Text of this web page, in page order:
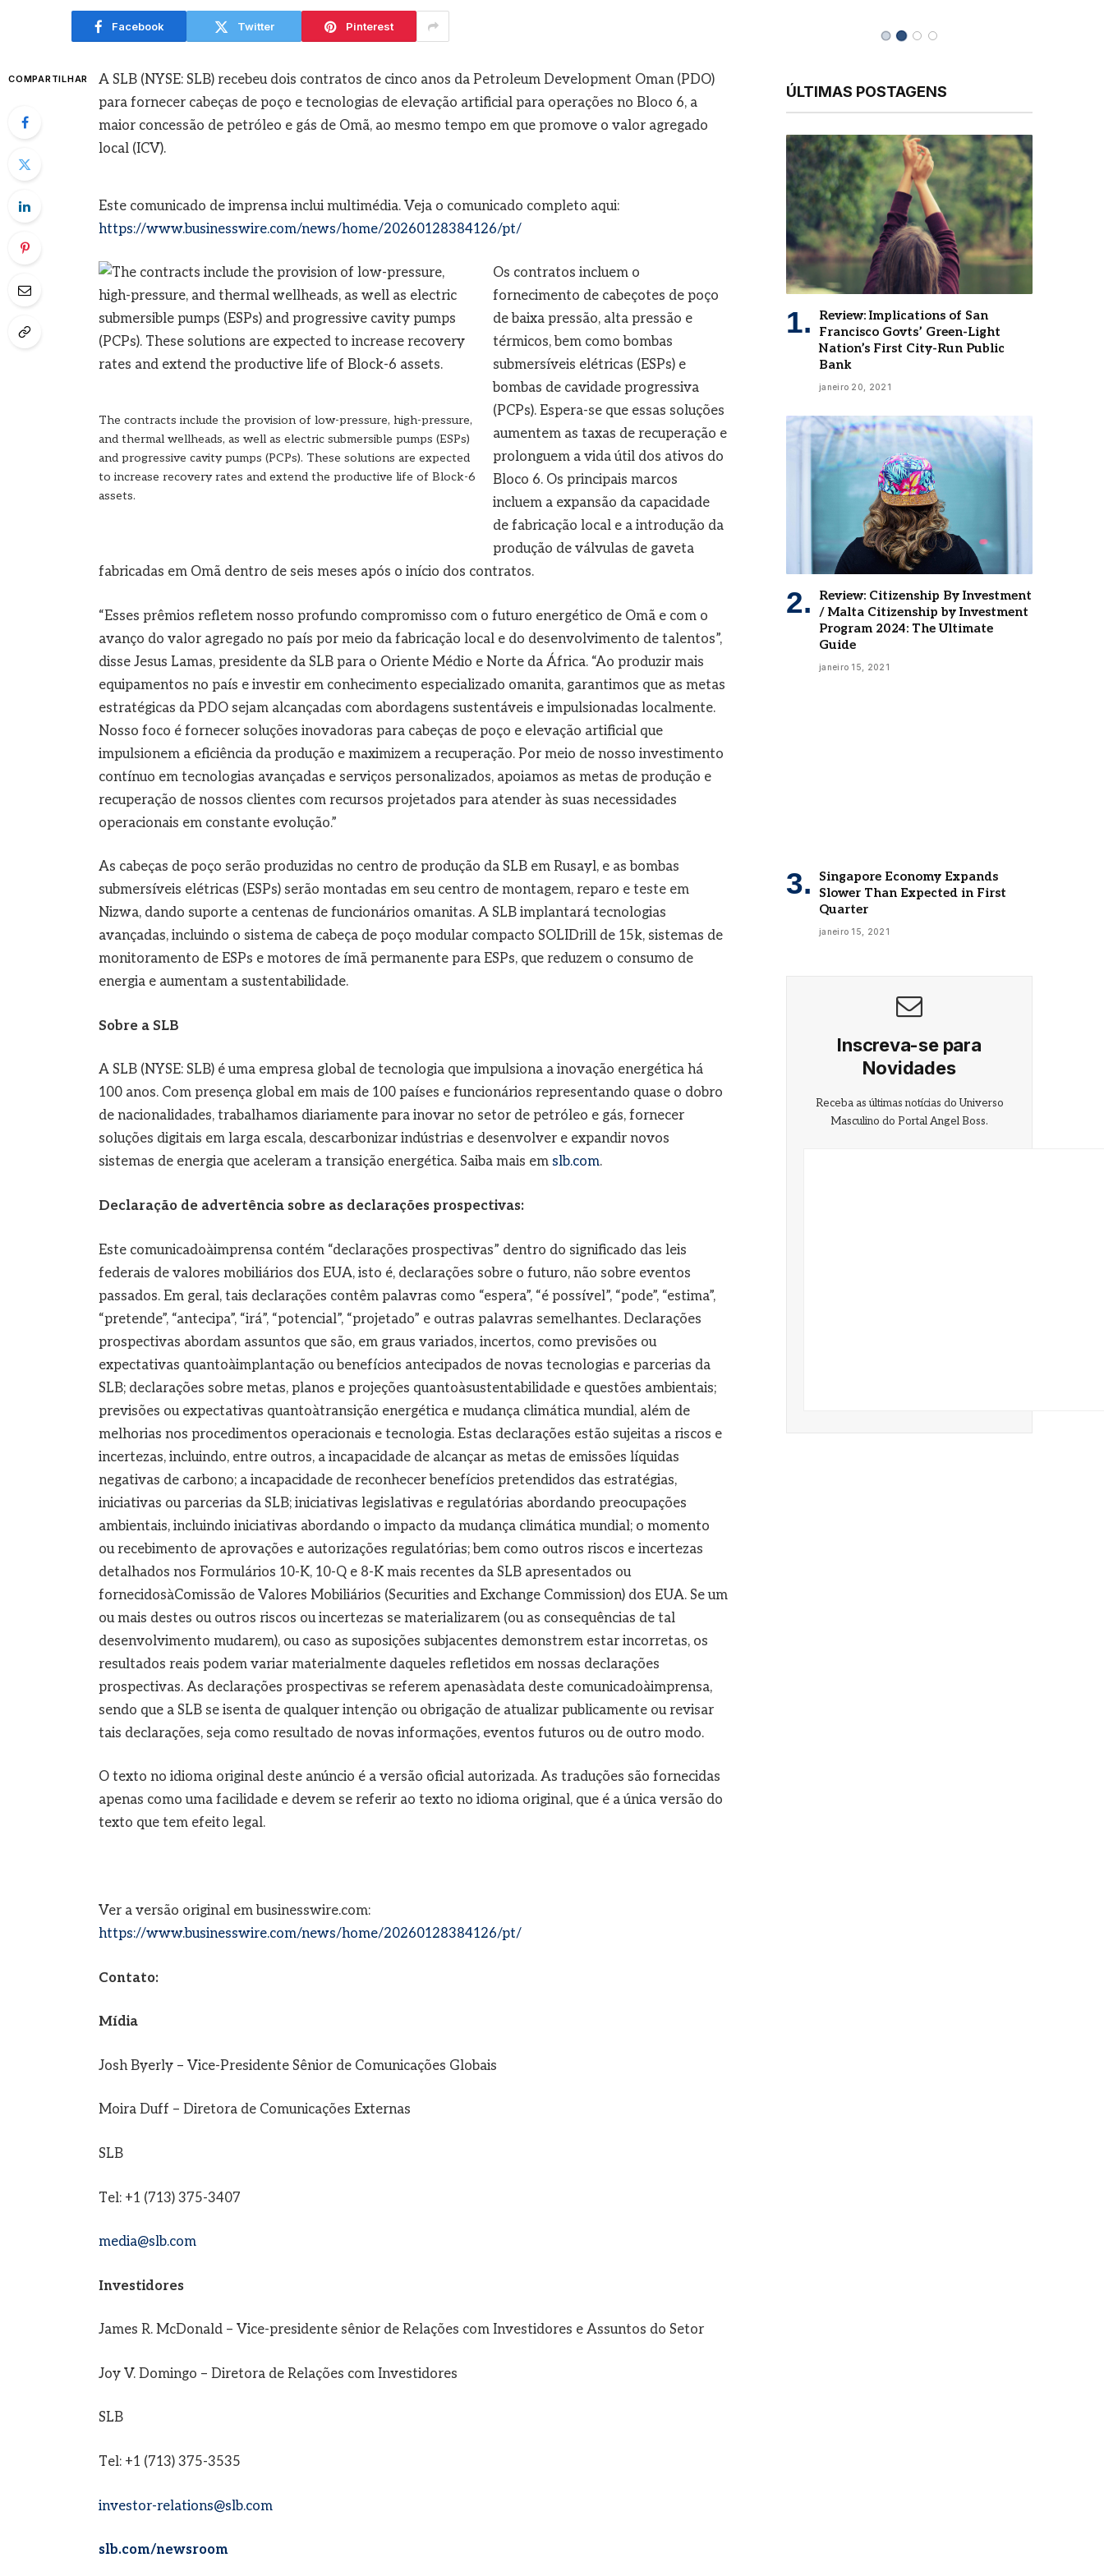
Facebook Twitter Pinterest
COMPARTILHAR
A SLB (NYSE: SLB) recebeu dois contratos de cinco anos da Petroleum Development Oman (PDO)
para fornecer cabeças de poço e tecnologias de elevação artificial para operações no Bloco 6, a
maior concessão de petróleo e gás de Omã, ao mesmo tempo em que promove o valor agregado
local (ICV).
Este comunicado de imprensa inclui multimédia. Veja o comunicado completo aqui:
https://www.businesswire.com/news/home/20260128384126/pt/
The contracts include the provision of low-pressure, high-pressure,
and thermal wellheads, as well as electric submersible pumps (ESPs)
and progressive cavity pumps (PCPs). These solutions are expected
to increase recovery rates and extend the productive life of Block-6
assets.
Os contratos incluem o
fornecimento de cabeçotes de poço
de baixa pressão, alta pressão e
térmicos, bem como bombas
submersíveis elétricas (ESPs) e
bombas de cavidade progressiva
(PCPs). Espera-se que essas soluções
aumentem as taxas de recuperação e
prolonguem a vida útil dos ativos do
Bloco 6. Os principais marcos
incluem a expansão da capacidade
de fabricação local e a introdução da
produção de válvulas de gaveta
fabricadas em Omã dentro de seis meses após o início dos contratos.
“Esses prêmios refletem nosso profundo compromisso com o futuro energético de Omã e com o
avanço do valor agregado no país por meio da fabricação local e do desenvolvimento de talentos”,
disse Jesus Lamas, presidente da SLB para o Oriente Médio e Norte da África. “Ao produzir mais
equipamentos no país e investir em conhecimento especializado omanita, garantimos que as metas
estratégicas da PDO sejam alcançadas com abordagens sustentáveis ​​e impulsionadas localmente.
Nosso foco é fornecer soluções inovadoras para cabeças de poço e elevação artificial que
impulsionem a eficiência da produção e maximizem a recuperação. Por meio de nosso investimento
contínuo em tecnologias avançadas e serviços personalizados, apoiamos as metas de produção e
recuperação de nossos clientes com recursos projetados para atender às suas necessidades
operacionais em constante evolução.”
As cabeças de poço serão produzidas no centro de produção da SLB em Rusayl, e as bombas
submersíveis elétricas (ESPs) serão montadas em seu centro de montagem, reparo e teste em
Nizwa, dando suporte a centenas de funcionários omanitas. A SLB implantará tecnologias
avançadas, incluindo o sistema de cabeça de poço modular compacto SOLIDrill de 15k, sistemas de
monitoramento de ESPs e motores de ímã permanente para ESPs, que reduzem o consumo de
energia e aumentam a sustentabilidade.
Sobre a SLB
A SLB (NYSE: SLB) é uma empresa global de tecnologia que impulsiona a inovação energética há
100 anos. Com presença global em mais de 100 países e funcionários representando quase o dobro
de nacionalidades, trabalhamos diariamente para inovar no setor de petróleo e gás, fornecer
soluções digitais em larga escala, descarbonizar indústrias e desenvolver e expandir novos
sistemas de energia que aceleram a transição energética. Saiba mais em slb.com.
Declaração de advertência sobre as declarações prospectivas:
Este comunicadoàimprensa contém “declarações prospectivas” dentro do significado das leis
federais de valores mobiliários dos EUA, isto é, declarações sobre o futuro, não sobre eventos
passados. Em geral, tais declarações contêm palavras como “espera”, “é possível”, “pode”, “estima”,
“pretende”, “antecipa”, “irá”, “potencial”, “projetado” e outras palavras semelhantes. Declarações
prospectivas abordam assuntos que são, em graus variados, incertos, como previsões ou
expectativas quantoàimplantação ou benefícios antecipados de novas tecnologias e parcerias da
SLB; declarações sobre metas, planos e projeções quantoàsustentabilidade e questões ambientais;
previsões ou expectativas quantoàtransição energética e mudança climática mundial, além de
melhorias nos procedimentos operacionais e tecnologia. Estas declarações estão sujeitas a riscos e
incertezas, incluindo, entre outros, a incapacidade de alcançar as metas de emissões líquidas
negativas de carbono; a incapacidade de reconhecer benefícios pretendidos das estratégias,
iniciativas ou parcerias da SLB; iniciativas legislativas e regulatórias abordando preocupações
ambientais, incluindo iniciativas abordando o impacto da mudança climática mundial; o momento
ou recebimento de aprovações e autorizações regulatórias; bem como outros riscos e incertezas
detalhados nos Formulários 10-K, 10-Q e 8-K mais recentes da SLB apresentados ou
fornecidosàComissão de Valores Mobiliários (Securities and Exchange Commission) dos EUA. Se um
ou mais destes ou outros riscos ou incertezas se materializarem (ou as consequências de tal
desenvolvimento mudarem), ou caso as suposições subjacentes demonstrem estar incorretas, os
resultados reais podem variar materialmente daqueles refletidos em nossas declarações
prospectivas. As declarações prospectivas se referem apenasàdata deste comunicadoàimprensa,
sendo que a SLB se isenta de qualquer intenção ou obrigação de atualizar publicamente ou revisar
tais declarações, seja como resultado de novas informações, eventos futuros ou de outro modo.
O texto no idioma original deste anúncio é a versão oficial autorizada. As traduções são fornecidas
apenas como uma facilidade e devem se referir ao texto no idioma original, que é a única versão do
texto que tem efeito legal.
Ver a versão original em businesswire.com:
https://www.businesswire.com/news/home/20260128384126/pt/
Contato:
Mídia
Josh Byerly – Vice-Presidente Sênior de Comunicações Globais
Moira Duff – Diretora de Comunicações Externas
SLB
Tel: +1 (713) 375-3407
media@slb.com
Investidores
James R. McDonald – Vice-presidente sênior de Relações com Investidores e Assuntos do Setor
Joy V. Domingo – Diretora de Relações com Investidores
SLB
Tel: +1 (713) 375-3535
investor-relations@slb.com
slb.com/newsroom
agosto 5, 2026
ÚLTIMAS POSTAGENS
Review: Implications of San
Francisco Govts’ Green-Light
Nation’s First City-Run Public
Bank
janeiro 20, 2021
Review: Citizenship By Investment
/ Malta Citizenship by Investment
Program 2024: The Ultimate
Guide
janeiro 15, 2021
Singapore Economy Expands
Slower Than Expected in First
Quarter
janeiro 15, 2021
Inscreva-se para
Novidades
Receba as últimas notícias do Universo
Masculino do Portal Angel Boss.